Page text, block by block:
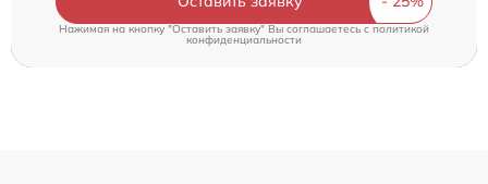
Нажимая на кнопку "Оставить заявку" Вы соглашаетесь cполитикой
конфиденциальности